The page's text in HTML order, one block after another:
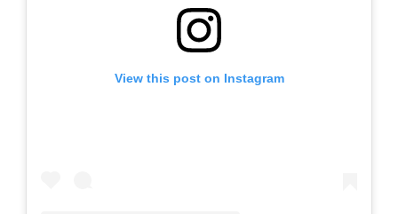
View this post on Instagram